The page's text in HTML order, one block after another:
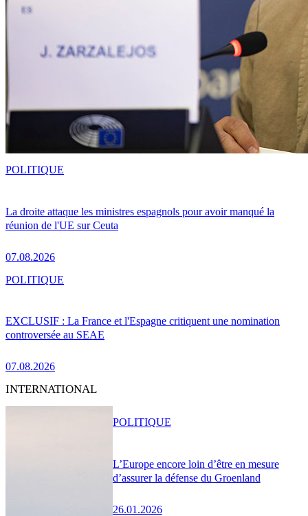
La droite attaque les ministres espagnols pour avoir manqué la
réunion de l'UE sur Ceuta
07.08.2026
POLITIQUE
EXCLUSIF : La France et l'Espagne critiquent une nomination
controversée au SEAE
07.08.2026
POLITIQUE
INTERNATIONAL
L’Europe encore loin d’être en mesure
d’assurer la défense du Groenland
26.01.2026
POLITIQUE